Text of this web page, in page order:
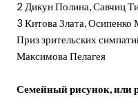
2 Дикун Полина, Савчиц
3 Китова Злата, Осипенко
Приз зрительских
Максимова Пелагея
Семейный рисунок, или